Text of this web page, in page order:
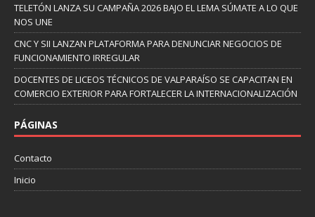
TELETÓN LANZA SU CAMPAÑA 2026 BAJO EL LEMA SÚMATE A LO QUE
NOS UNE
CNC Y SII LANZAN PLATAFORMA PARA DENUNCIAR NEGOCIOS DE
FUNCIONAMIENTO IRREGULAR
DOCENTES DE LICEOS TÉCNICOS DE VALPARAÍSO SE CAPACITAN EN
COMERCIO EXTERIOR PARA FORTALECER LA INTERNACIONALIZACIÓN
PÁGINAS
Contacto
Inicio